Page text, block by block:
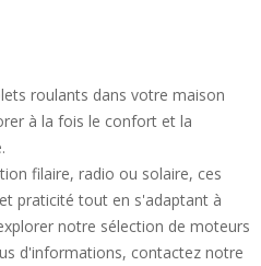
roulants dans votre maison
à la fois le confort et la
filaire, radio ou solaire, ces
praticité tout en s'adaptant à
notre sélection de moteurs
d'informations, contactez notre